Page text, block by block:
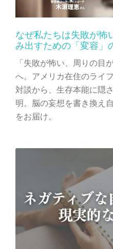
なぜ私たちは失敗が怖
み出すための「変容」
「失敗が怖い、周りの目
へ。アメリカ在住のライ
対談から、生存本能に隠
明。脳の妄想を書き換え
をお届け。